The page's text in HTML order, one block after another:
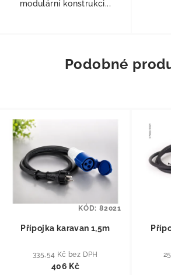
modulární konstrukci...
Podobné
Přípojka karavan 1,5m
335,54 Kč bez DPH
406 Kč
KÓD: 82021